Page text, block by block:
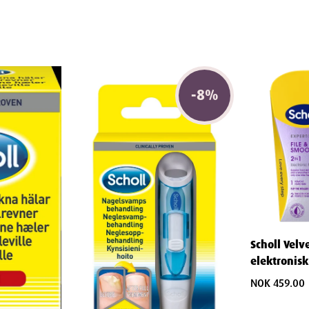
for best beskyttelse.
for fot- og neglesopp for økt
mot direkte sollys.
daglige rutine, kan du være sikker på at
sopp. Denne sprayen gir en enkel og
og sørger for at du kan gå dagen i
-8%
Scholl
NOK 459.00